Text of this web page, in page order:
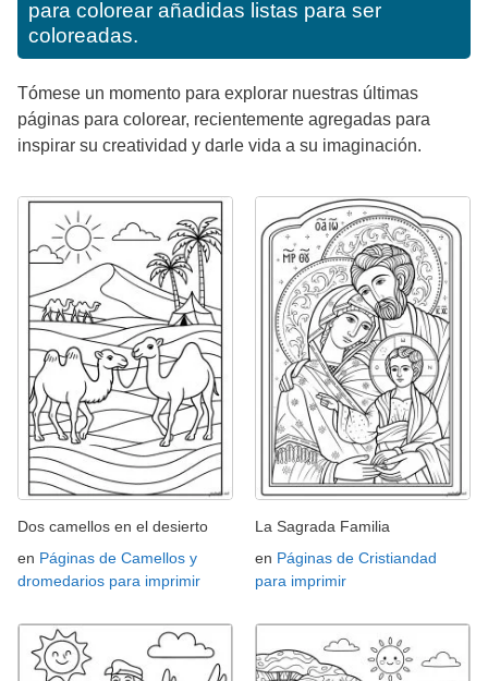
para colorear añadidas listas para ser
coloreadas.
Tómese un momento para explorar nuestras últimas
páginas para colorear, recientemente agregadas para
inspirar su creatividad y darle vida a su imaginación.
Dos camellos en el desierto
en Páginas de Camellos y
dromedarios para imprimir
La Sagrada Familia
en Páginas de Cristiandad
para imprimir